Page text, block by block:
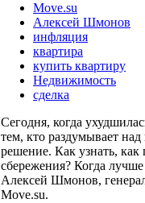
Move.su
Алексей Шмонов
инфляция
квартира
купить квартиру
Недвижимость
сделка
Сегодня, когда
тем, кто раздумывает
решение. Как узнать,
сбережения? Когда
Алексей Шмонов,
Move.su.